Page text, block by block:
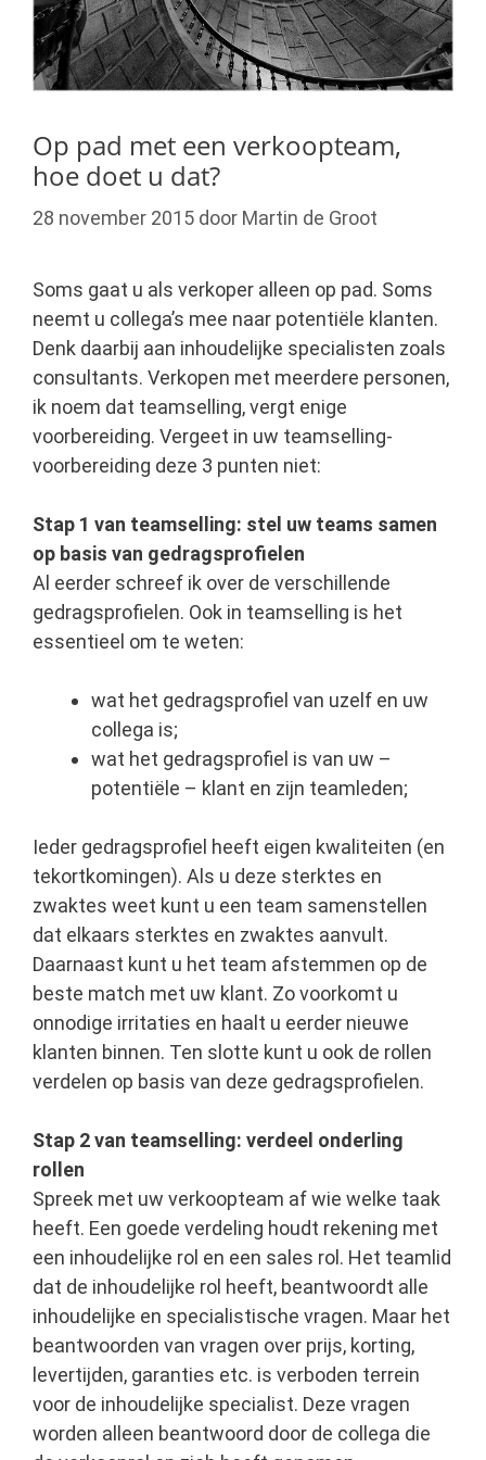
Op pad met een verkoopteam,
hoe doet u dat?
28 november 2015 door Martin de Groot
Soms gaat u als verkoper alleen op pad. Soms
neemt u collega’s mee naar potentiële klanten.
Denk daarbij aan inhoudelijke specialisten zoals
consultants. Verkopen met meerdere personen,
ik noem dat teamselling, vergt enige
voorbereiding. Vergeet in uw teamselling-
voorbereiding deze 3 punten niet:
Stap 1 van teamselling: stel uw teams samen
op basis van gedragsprofielen
Al eerder schreef ik over de verschillende
gedragsprofielen. Ook in teamselling is het
essentieel om te weten:
wat het gedragsprofiel van uzelf en uw
collega is;
wat het gedragsprofiel is van uw –
potentiële – klant en zijn teamleden;
Ieder gedragsprofiel heeft eigen kwaliteiten (en
tekortkomingen). Als u deze sterktes en
zwaktes weet kunt u een team samenstellen
dat elkaars sterktes en zwaktes aanvult.
Daarnaast kunt u het team afstemmen op de
beste match met uw klant. Zo voorkomt u
onnodige irritaties en haalt u eerder nieuwe
klanten binnen. Ten slotte kunt u ook de rollen
verdelen op basis van deze gedragsprofielen.
Stap 2 van teamselling: verdeel onderling
rollen
Spreek met uw verkoopteam af wie welke taak
heeft. Een goede verdeling houdt rekening met
een inhoudelijke rol en een sales rol. Het teamlid
dat de inhoudelijke rol heeft, beantwoordt alle
inhoudelijke en specialistische vragen. Maar het
beantwoorden van vragen over prijs, korting,
levertijden, garanties etc. is verboden terrein
voor de inhoudelijke specialist. Deze vragen
worden alleen beantwoord door de collega die